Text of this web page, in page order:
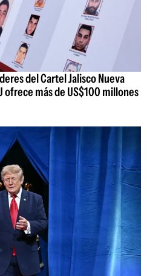
del Cartel Jalisco Nueva
ofrece más de US$100 millones